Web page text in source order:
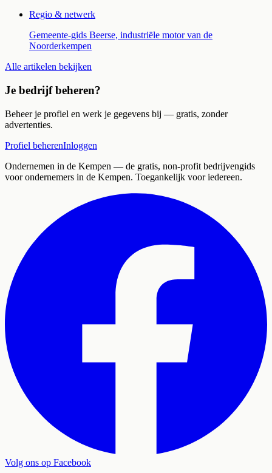
Regio & netwerk
Gemeente-gids Beerse, industriële motor van de
Noorderkempen
Alle artikelen bekijken
Je bedrijf beheren?
Beheer je profiel en werk je gegevens bij — gratis, zonder
advertenties.
Profiel beherenInloggen
Ondernemen in de Kempen — de gratis, non-profit bedrijvengids
voor ondernemers in de Kempen. Toegankelijk voor iedereen.
Volg ons op Facebook